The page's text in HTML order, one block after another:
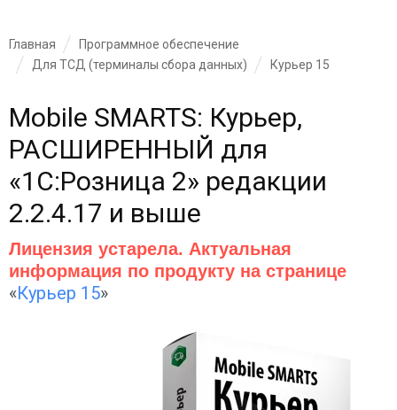
Главная
Программное обеспечение
Для ТСД (терминалы сбора данных)
Курьер 15
Mobile SMARTS: Курьер,
РАСШИРЕННЫЙ для
«1С:Розница 2» редакции
2.2.4.17 и выше
Лицензия устарела. Актуальная
информация по продукту на странице
«Курьер 15»